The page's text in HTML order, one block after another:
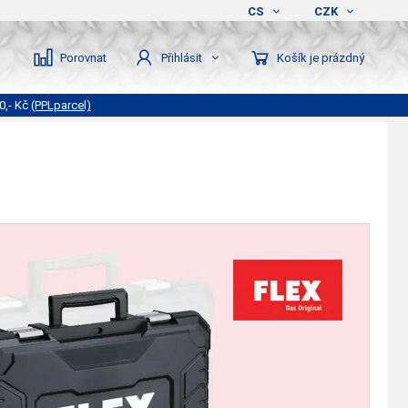
CS CZK
Porovnat Přihlásit Košík je prázdný
Kč (PPLparcel)